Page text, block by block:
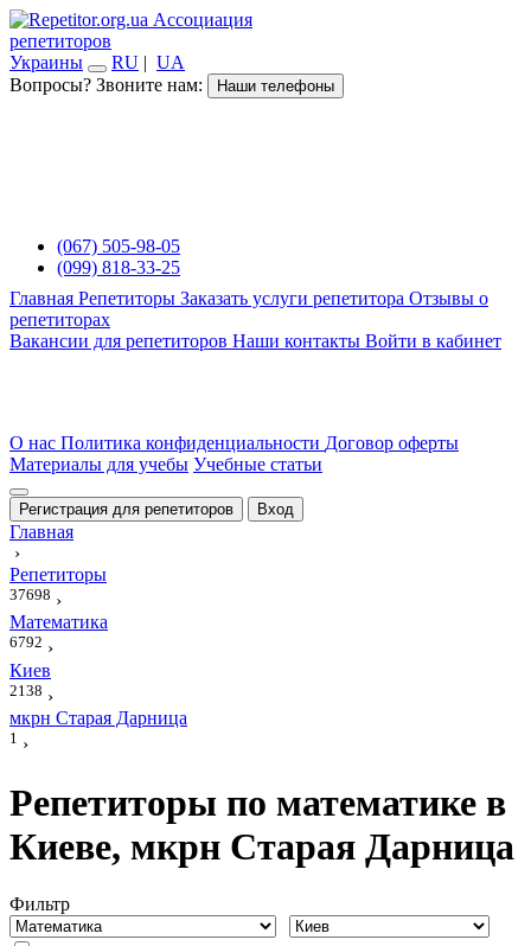
Ассоциация
репетиторов
Украины
RU | UA
Вопросы? Звоните нам:
Наши телефоны
(067) 505-98-05
(099) 818-33-25
Главная Репетиторы Заказать услуги репетитора Отзывы о
репетиторах
Вакансии для репетиторов Наши контакты Войти в кабинет
О нас Политика конфиденциальности Договор оферты
Материалы для учебы Учебные статьи
Регистрация для репетиторов Вход
Главная
›
Репетиторы
37698 ›
Математика
6792 ›
Киев
2138 ›
мкрн Старая Дарница
1 ›
Репетиторы по математике в
Киеве, мкрн Старая Дарница
Фильтр